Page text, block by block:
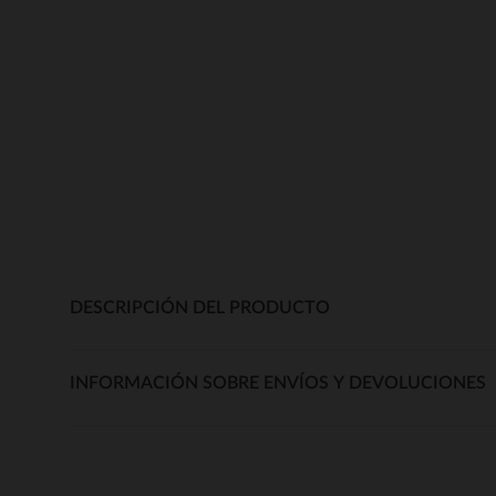
DESCRIPCIÓN DEL PRODUCTO
INFORMACIÓN SOBRE ENVÍOS Y DEVOLUCIONES